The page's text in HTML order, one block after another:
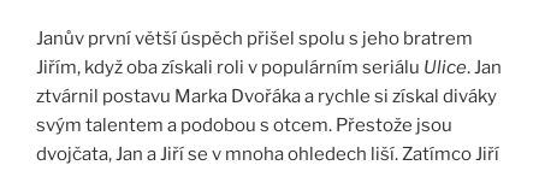
Janův první větší úspěch přišel spolu s jeho bratrem
Jiřím, když oba získali roli v populárním seriálu Ulice. Jan
ztvárnil postavu Marka Dvořáka a rychle si získal diváky
svým talentem a podobou s otcem. Přestože jsou
dvojčata, Jan a Jiří se v mnoha ohledech liší. Zatímco Jiří